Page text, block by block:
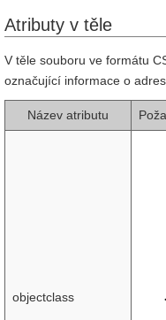
Atributy v těle
V těle souboru ve formátu
označující informace o
Název atributu
objectclass